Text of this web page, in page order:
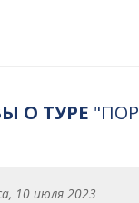
О ТУРЕ
10 июля 2023